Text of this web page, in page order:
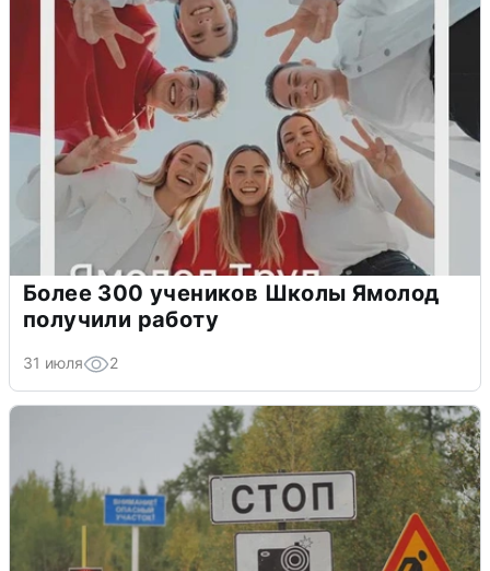
Более 300 учеников Школы Ямолод
получили работу
31 июля 2